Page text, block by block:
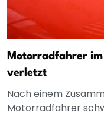
Motorradfahrer
verletzt
Nach einem
Motorradfahrer